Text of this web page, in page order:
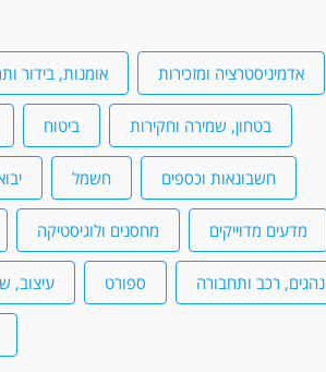
אדמיניסטרציה ומזכירות אומנות, בידור
בטחון, שמירה וחקירות ביטוח
חשבונאות וכספים חשמל
מדעים מדוייקים מחסנים ולוגיסטיקה
נהגים, רכב ותחבורה ספורט עיצוב,